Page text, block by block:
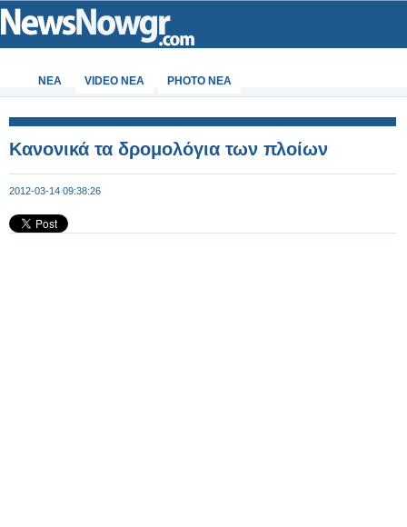
ΝΕΑ VIDEO NEA PHOTO NEA
Κανονικά τα δρομολόγια των πλοίων
2012-03-14 09:38:26